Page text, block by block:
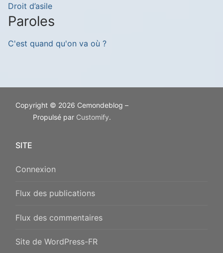
Droit d’asile
Paroles
C'est quand qu'on va où ?
Copyright © 2026 Cemondeblog –
Propulsé par Customify.
SITE
Connexion
Flux des publications
Flux des commentaires
Site de WordPress-FR